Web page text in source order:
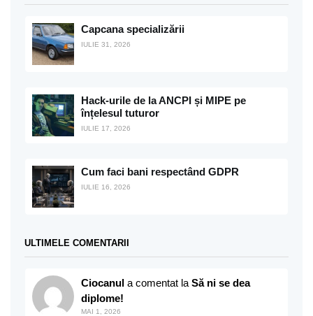
Capcana specializării
IULIE 31, 2026
Hack-urile de la ANCPI și MIPE pe
înțelesul tuturor
IULIE 17, 2026
Cum faci bani respectând GDPR
IULIE 16, 2026
ULTIMELE COMENTARII
Ciocanul a comentat la Să ni se dea
diplome!
MAI 1, 2026